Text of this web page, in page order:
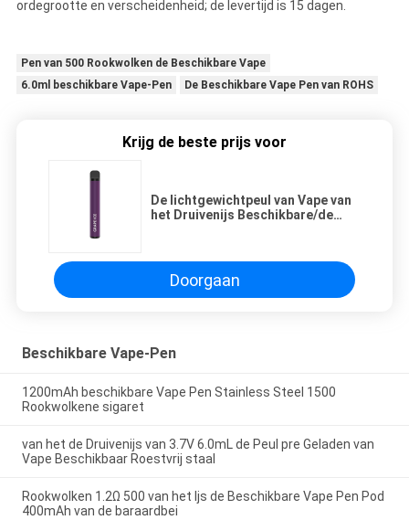
ordegrootte en verscheidenheid; de levertijd is 15 dagen.
Pen van 500 Rookwolken de Beschikbare Vape
6.0ml beschikbare Vape-Pen
De Beschikbare Vape Pen van ROHS
Krijg de beste prijs voor
De lichtgewichtpeul van Vape van
het Druivenijs Beschikbare/de
Doorgaan
Beschikbare Vape-Pen
1200mAh beschikbare Vape Pen Stainless Steel 1500
Rookwolkene sigaret
van het de Druivenijs van 3.7V 6.0mL de Peul pre Geladen van
Vape Beschikbaar Roestvrij staal
Rookwolken 1.2Ω 500 van het Ijs de Beschikbare Vape Pen Pod
400mAh van de baraardbei